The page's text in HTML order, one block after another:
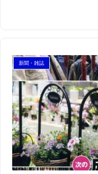
新聞・雑誌